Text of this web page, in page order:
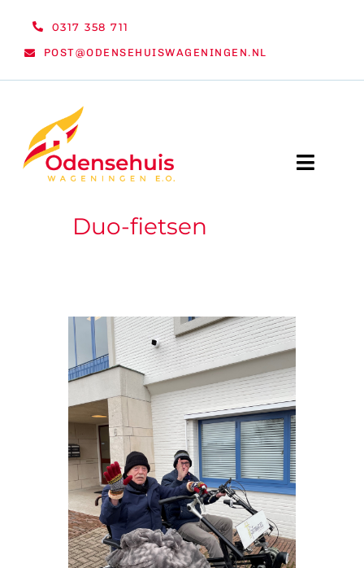
0317 358 711
POST@ODENSEHUISWAGENINGEN.NL
Toggle
WELKOM
ORGANISATIE
VRIJWILLIGERS & STAGIAIRES
CONTACT
Duo-fietsen